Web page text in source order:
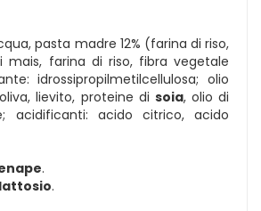
pasta madre 12% (farina di riso,
mais, farina di riso, fibra vegetale
idrossipropilmetilcellulosa; olio
lievito, proteine di soia, olio di
acidificanti: acido citrico, acido
.
.